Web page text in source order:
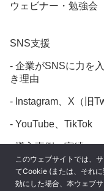
ウェビナー・勉強会
SNS支援
企業がSNSに力を
き理由
Instagram、X（旧
YouTube、TikTok
導入事例・実績
このウェブサイトでは、
てCookie (または、それ
効にした場合、本ウェブ